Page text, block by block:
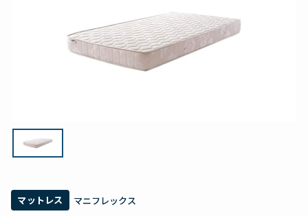
マットレス マニフレックス